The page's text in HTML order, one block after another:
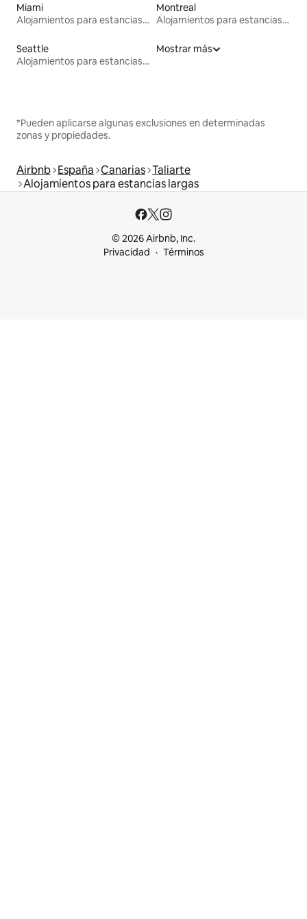
Miami
Alojamientos para estancias largas
Montreal
Alojamientos para estancias largas
Seattle
Alojamientos para estancias largas
Mostrar más
*Pueden aplicarse algunas exclusiones en determinadas
zonas y propiedades.
Airbnb España Canarias Taliarte
Alojamientos para estancias largas
© 2026 Airbnb, Inc.
Privacidad
Términos